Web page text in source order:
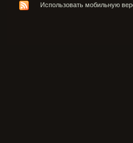
Использовать мобильную